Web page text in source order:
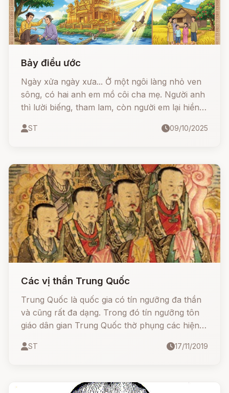
Bảy điều ước
Ngày xửa ngày xưa... Ở một ngôi làng nhỏ ven
sông, có hai anh em mồ côi cha mẹ. Người anh
thì lười biếng, tham lam, còn người em lại hiền
ST 09/10/2025
Các vị thần Trung Quốc
Trung Quốc là quốc gia có tín ngưỡng đa thần
và cũng rất đa dạng. Trong đó tín ngưỡng tôn
giáo dân gian Trung Quốc thờ phụng các hiện
hùng. Một số vị thần thánh đã được Đạo giáo,
ST 17/11/2019